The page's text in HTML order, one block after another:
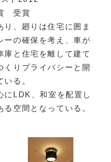
受賞
り、廻りは住宅に囲ま
ーの確保を考え、車が
庫と住宅を離して建て
くりプライバシーと開
る。
にLDK、和室を配置し
空間となっている。